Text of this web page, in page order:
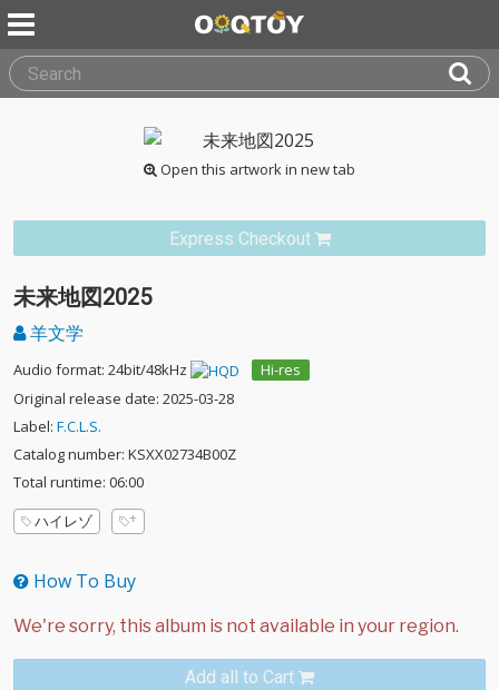
Open this artwork in new tab
Express Checkout
未来地図2025
羊文学
Audio format: 24bit/48kHz
Hi-res
Original release date: 2025-03-28
Label: F.C.L.S.
Catalog number: KSXX02734B00Z
Total runtime: 06:00
ハイレゾ
How To Buy
Add all to Cart